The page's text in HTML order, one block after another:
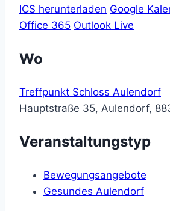
ICS herunterladen Google
Office 365 Outlook Live
Wo
Treffpunkt Schloss Aulendorf
Hauptstraße 35, Aulendorf,
Veranstaltungstyp
Bewegungsangebote
Gesundes Aulendorf